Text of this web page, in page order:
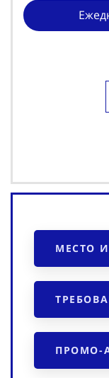
МЕСТО
ПРОМО-